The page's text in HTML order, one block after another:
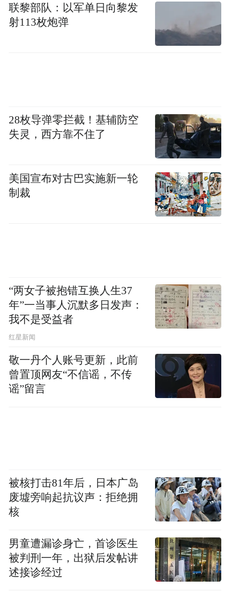
国家级4C房车营地提供树屋、星空帐篷等特
色住宿，3万平米草原可举办篝火晚会、星空
音乐节，让夏夜充满欢乐。在这里，一边享
无论是漫山花溪谷的花海漂流，还是大明川
的露营星空，灵寿这两大景区都以“自然凉”
吸引游客的到来。这个夏天，不妨放慢脚
“抬头见青山，低头戏碧水”的慢生活。
“特别声明：以上作品内容(包括在内的视频、图片或音
platform and merely provides information storage
space services.”
联黎部队：以军单日向黎发
射113枚炮弹
28枚导弹零拦截！基辅防空
失灵，西方靠不住了
美国宣布对古巴实施新一轮
制裁
“两女子被抱错互换人生37
年”一当事人沉默多日发声：
我不是受益者
红星新闻
敬一丹个人账号更新，此前
曾置顶网友“不信谣，不传
谣”留言
被核打击81年后，日本广岛
废墟旁响起抗议声：拒绝拥
核
男童遭漏诊身亡，首诊医生
被判刑一年，出狱后发帖讲
述接诊经过